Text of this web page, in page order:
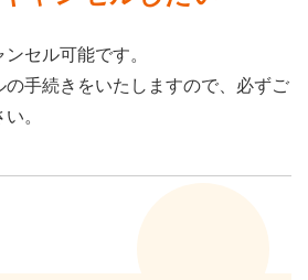
セル可能です。
の手続きをいたしますので、必ずご
。